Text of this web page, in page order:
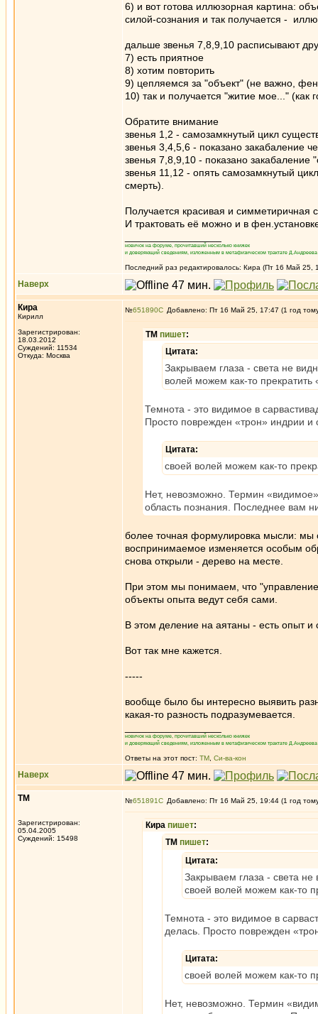
6) и вот готова иллюзорная картина:
силой-сознания и так получается -
дальше звенья 7,8,9,10 расписывают
7) есть приятное
8) хотим повторить
9) цепляемся за "объект" (не важно,
10) так и получается "житие мое..." (как
Обратите внимание
звенья 1,2 - самозамкнутый цикл
звенья 3,4,5,6 - показано закабаление
звенья 7,8,9,10 - показано закабаление
звенья 11,12 - опять самозамкнутый
смерть).
Получается красивая и симметиричная
И трактовать её можно и в
новичок на форуме, прочитавший несколько книжек
и доверяющий сведениям, изложенным в метафизическом трактате
Последний раз редактировалось: Кира (Пт 16 Май 25,
Наверх
Кира
Кирилл
Зарегистрирован:
18.03.2012
Суждений: 11534
Откуда: Москва
№651890 Добавлено: Пт 16 Май 25, 17:47 (1 год
ТМ пишет:
Цитата:
Закрываем глаза - света не
волей можем как-то прекратить
Темнота - это видимое в
Просто поврежден «трон» индрии и
Цитата:
своей волей можем как-то
Нет, невозможно. Термин «видимое»
область познания. Последнее вам
более точная формулировка мысли: мы
воспринимаемое изменяется особым
снова открыли - дерево на месте.
При этом мы понимаем, что
объекты опыта ведут себя сами.
В этом деление на аятаны - есть опыт
Вот так мне кажется.
-----
вообще было бы интересно выявить
какая-то разность подразумевается.
новичок на форуме, прочитавший несколько книжек
и доверяющий сведениям, изложенным в метафизическом трактате
Ответы на этот пост: ТМ Си-ва-кон
Наверх
ТМ
Зарегистрирован:
05.04.2005
Суждений: 15498
№651891 Добавлено: Пт 16 Май 25, 19:44 (1 год
Кира пишет:
ТМ пишет:
Цитата:
Закрываем глаза - света
своей волей можем как-то
Темнота - это видимое в
делась. Просто поврежден
Цитата:
своей волей можем как-то
Нет, невозможно. Термин